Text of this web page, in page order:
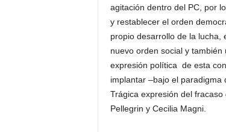
agitación dentro del PC, por
y restablecer el orden
propio desarrollo de la lucha,
nuevo orden social y
expresión política de esta
implantar –bajo el paradigma
Trágica expresión del
Pellegrin y Cecilia Magni.